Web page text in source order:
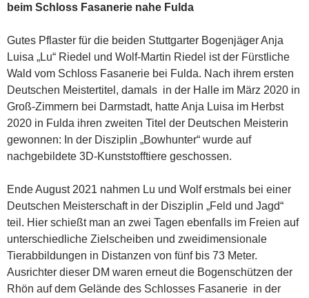
beim Schloss Fasanerie nahe Fulda
Gutes Pflaster für die beiden Stuttgarter Bogenjäger Anja
Luisa „Lu“ Riedel und Wolf-Martin Riedel ist der Fürstliche
Wald vom Schloss Fasanerie bei Fulda. Nach ihrem ersten
Deutschen Meistertitel, damals in der Halle im März 2020 in
Groß-Zimmern bei Darmstadt, hatte Anja Luisa im Herbst
2020 in Fulda ihren zweiten Titel der Deutschen Meisterin
gewonnen: In der Disziplin „Bowhunter“ wurde auf
nachgebildete 3D-Kunststofftiere geschossen.
Ende August 2021 nahmen Lu und Wolf erstmals bei einer
Deutschen Meisterschaft in der Disziplin „Feld und Jagd“
teil. Hier schießt man an zwei Tagen ebenfalls im Freien auf
unterschiedliche Zielscheiben und zweidimensionale
Tierabbildungen in Distanzen von fünf bis 73 Meter.
Ausrichter dieser DM waren erneut die Bogenschützen der
Rhön auf dem Gelände des Schlosses Fasanerie in der